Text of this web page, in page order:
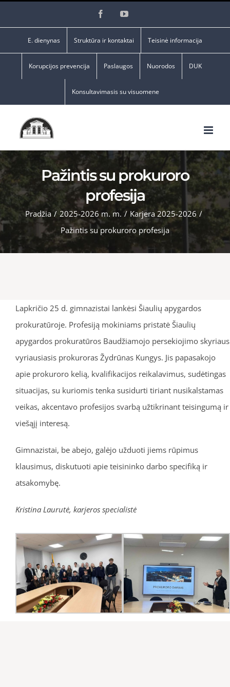
FacebookYouTube
E. dienynas Struktūra ir kontaktai Teisinė informacija
Korupcijos prevencija Paslaugos Nuorodos DUK
Konsultavimasis su visuomene
Pažintis su prokuroro
profesija
Pradžia / 2025-2026 m. m. / Karjera 2025-2026 /
Pažintis su prokuroro profesija
Lapkričio 25 d. gimnazistai lankėsi Šiaulių apygardos
prokuratūroje. Profesiją mokiniams pristatė Šiaulių
apygardos prokuratūros Baudžiamojo persekiojimo skyriaus
vyriausiasis prokuroras Žydrūnas Kungys. Jis papasakojo
apie prokuroro kelią, kvalifikacijos reikalavimus, sudėtingas
situacijas, su kuriomis tenka susidurti tiriant nusikalstamas
veikas, akcentavo profesijos svarbą užtikrinant teisingumą ir
viešąjį interesą.
Gimnazistai, be abejo, galėjo užduoti jiems rūpimus
klausimus, diskutuoti apie teisininko darbo specifiką ir
atsakomybę.
Kristina Laurutė, karjeros specialistė